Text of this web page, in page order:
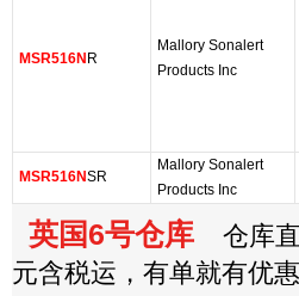
MSR516N R
Mallory Sonalert
Products Inc
MSR516NSR
Mallory Sonalert
Products Inc
英国6号仓库 仓库直
元含税运，有单就有优